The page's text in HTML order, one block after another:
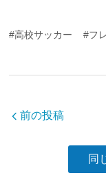
c
e
b
o
e
#高校サッカー #フ
前の投稿
同